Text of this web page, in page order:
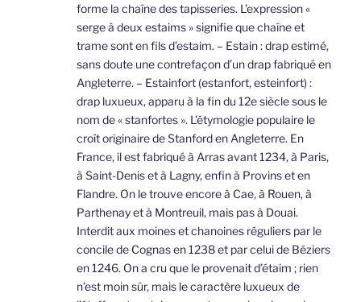
forme la chaîne des tapisseries. L’expression «
serge à deux estaims » signifie que chaîne et
trame sont en fils d’estaim. – Estain : drap estimé,
sans doute une contrefaçon d’un drap fabriqué en
Angleterre. – Estainfort (estanfort, esteinfort) :
drap luxueux, apparu à la fin du 12e siècle sous le
nom de « stanfortes ». L’étymologie populaire le
croît originaire de Stanford en Angleterre. En
France, il est fabriqué à Arras avant 1234, à Paris,
à Saint-Denis et à Lagny, enfin à Provins et en
Flandre. On le trouve encore à Cae, à Rouen, à
Parthenay et à Montreuil, mais pas à Douai.
Interdit aux moines et chanoines réguliers par le
concile de Cognas en 1238 et par celui de Béziers
en 1246. On a cru que le provenait d’étaim ; rien
n’est moin sûr, mais le caractère luxueux de